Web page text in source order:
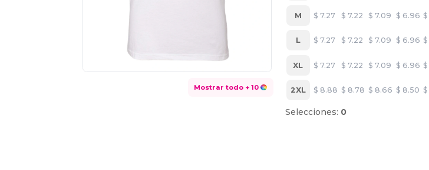
Mostrar todo + 10
M $ 7.27 $ 7.22 $ 7.09 $ 6.96 $
L $ 7.27 $ 7.22 $ 7.09 $ 6.96 $
XL $ 7.27 $ 7.22 $ 7.09 $ 6.96 $
2XL $ 8.88 $ 8.78 $ 8.66 $ 8.50 $
Selecciones: 0